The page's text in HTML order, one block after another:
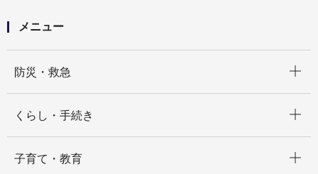
メニュー
防災・救急
くらし・手続き
子育て・教育